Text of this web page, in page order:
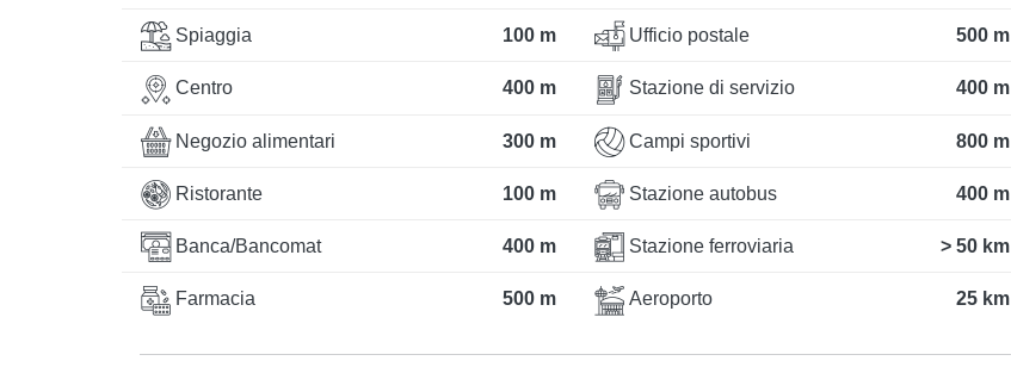
Spiaggia 100 m
Centro 400 m
Negozio alimentari 300 m
Ristorante 100 m
Banca/Bancomat 400 m
Farmacia 500 m
Ufficio postale 500 m
Stazione di servizio 400 m
Campi sportivi 800 m
Stazione autobus 400 m
Stazione ferroviaria > 50 km
Aeroporto 25 km